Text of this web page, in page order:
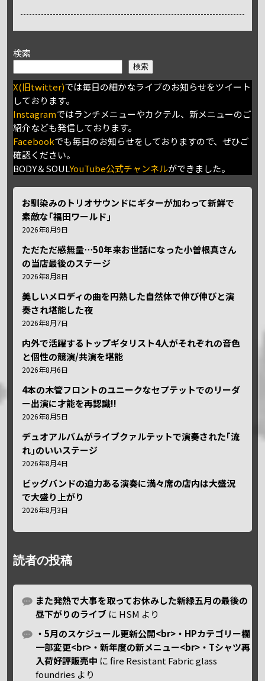
検索
検索
X(旧twitter)では毎日の細かなライブのお知らせをツイート
しております。
Instagramではランチメニューやカクテル、新メニューのご
紹介なども発信しております。
Facebookでも毎日のお知らせをしておりますので、ぜひご
確認ください。
BODY＆SOULYouTube公式チャンネルができました。
お馴染みのトリオサウンドにギターが加わって新鮮で
素敵な｢福田ワールド｣
2026年8月9日
ただただ感無量⋯50年来お世話になった小曽根真さん
の当店最後のステージ
2026年8月8日
美しいメロディの曲を円熟した自然体で伸び伸びと演
奏され堪能した夜
2026年8月7日
内外で活躍するトップギタリスト4人がそれぞれの音色
と個性の競演/共演を堪能
2026年8月6日
4本の木管フロントのユニークなセプテットでのリーダ
ー出演に才能を再認識!!
2026年8月5日
デュオアルバムがライブクァルテットで演奏された｢流
れ｣のいいステージ
2026年8月4日
ビッグバンドの迫力ある演奏に満々席の店内は大盛況
で大盛り上がり
2026年8月3日
読者の投稿
また発熱で大事を取ってお休みした新緑五月の最後の
昼下がりのライブ に HSM より
・5月のスケジュール更新公開<br>・HPカテゴリー欄
一部変更<br>・新年度の新メニュー<br>・Tシャツ再
入荷好評販売中 にfire Resistant Fabric glass
foundries より